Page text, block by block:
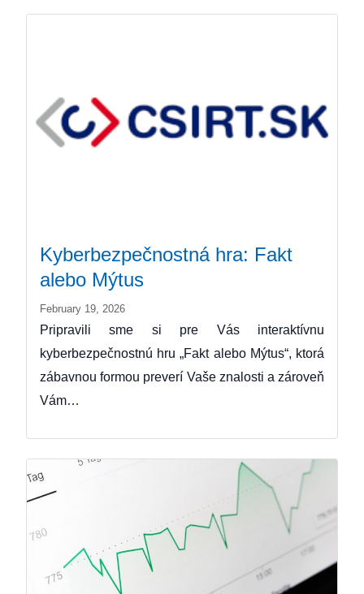
Kyberbezpečnostná hra: Fakt
alebo Mýtus
February 19, 2026
Pripravili sme si pre Vás interaktívnu
kyberbezpečnostnú hru „Fakt alebo Mýtus“, ktorá
zábavnou formou preverí Vaše znalosti a zároveň
Vám…